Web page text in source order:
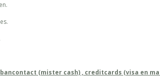
bancontact (mister cash) , creditcards (visa en